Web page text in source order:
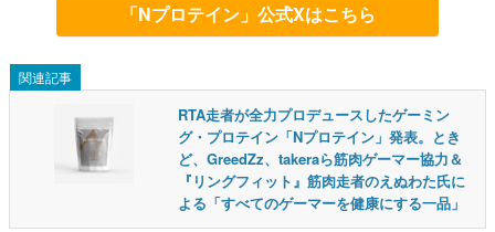
「Nプロテイン」公式Xはこちら
関連記事
RTA走者が全力プロデュースしたゲーミン
グ・プロテイン「Nプロテイン」発表。とき
ど、GreedZz、takeraら筋肉ゲーマー協力＆
『リングフィット』筋肉走者のえぬわた氏に
よる「すべてのゲーマーを健康にする一品」